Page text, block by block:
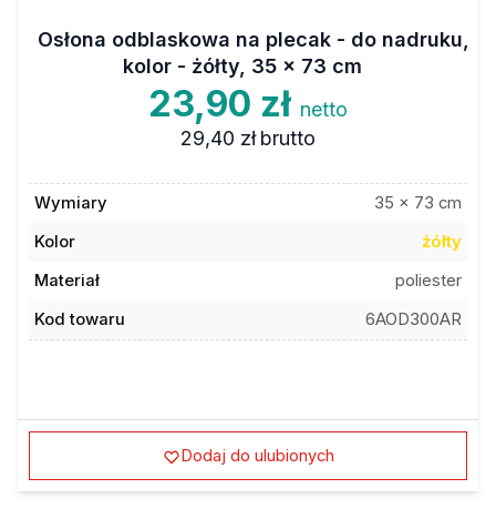
Osłona odblaskowa na plecak - do nadruku,
kolor - żółty, 35 x 73 cm
23,90 zł netto
29,40 zł brutto
Wymiary
35 x 73 cm
Kolor
żółty
Materiał
poliester
Kod towaru
6AOD300AR
Dodaj do ulubionych